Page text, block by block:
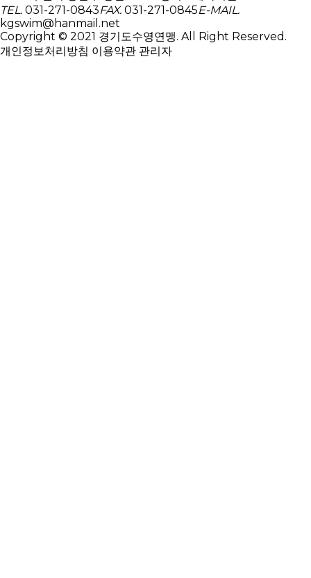
TEL. 031-271-0843FAX. 031-271-0845E-MAIL.
kgswim@hanmail.net
Copyright © 2021 경기도수영연맹. All Right Reserved.
개인정보처리방침 이용약관 관리자